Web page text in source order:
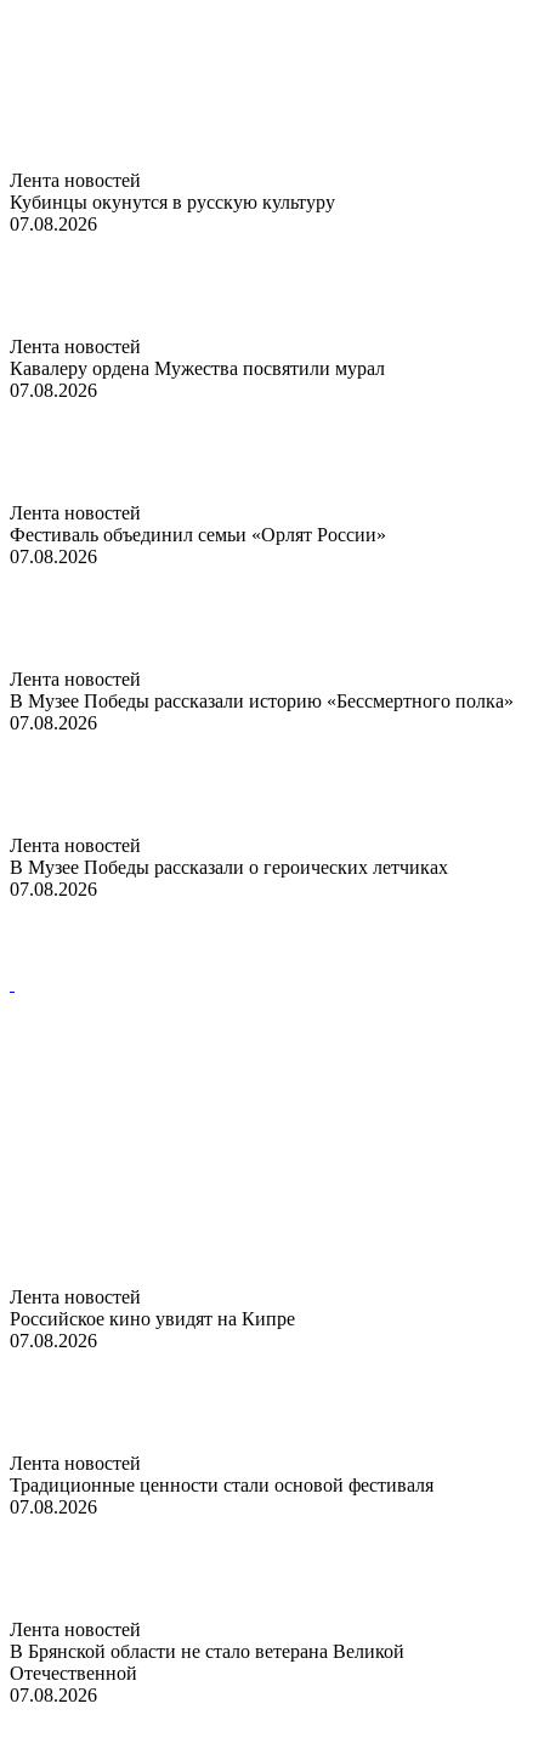
Лента новостей
Кубинцы окунутся в русскую культуру
07.08.2026
Лента новостей
Кавалеру ордена Мужества посвятили мурал
07.08.2026
Лента новостей
Фестиваль объединил семьи «Орлят России»
07.08.2026
Лента новостей
В Музее Победы рассказали историю «Бессмертного полка»
07.08.2026
Лента новостей
В Музее Победы рассказали о героических летчиках
07.08.2026
Лента новостей
Российское кино увидят на Кипре
07.08.2026
Лента новостей
Традиционные ценности стали основой фестиваля
07.08.2026
Лента новостей
В Брянской области не стало ветерана Великой
Отечественной
07.08.2026